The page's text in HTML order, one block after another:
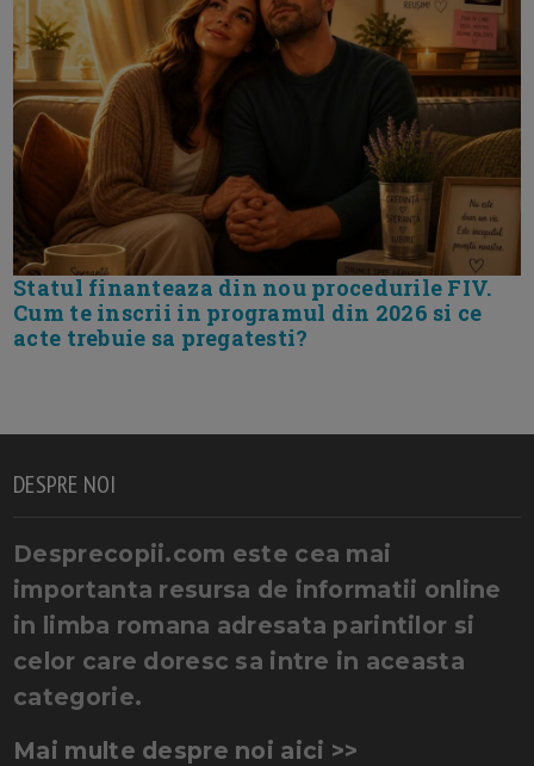
Statul finanteaza din nou procedurile FIV.
Cum te inscrii in programul din 2026 si ce
acte trebuie sa pregatesti?
DESPRE NOI
Desprecopii.com este cea mai
importanta resursa de informatii online
in limba romana adresata parintilor si
celor care doresc sa intre in aceasta
categorie.
Mai multe despre noi aici >>